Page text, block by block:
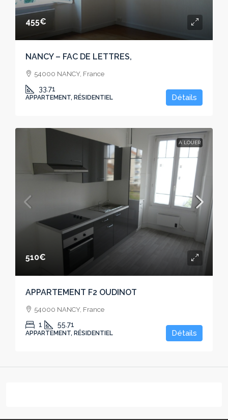
455€
NANCY – FAC DE LETTRES,
54000 NANCY, France
33.71
APPARTEMENT, RÉSIDENTIEL Détails
À LOUER
510€
APPARTEMENT F2 OUDINOT
54000 NANCY, France
1 55.71
APPARTEMENT, RÉSIDENTIEL Détails